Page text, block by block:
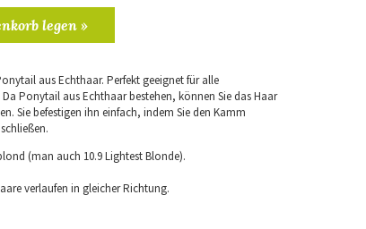
legen »
aus Echthaar. Perfekt geeignet für alle
Ponytail aus Echthaar bestehen, können Sie das Haar
Sie befestigen ihn einfach, indem Sie den Kamm
(man auch 10.9 Lightest Blonde).
verlaufen in gleicher Richtung.